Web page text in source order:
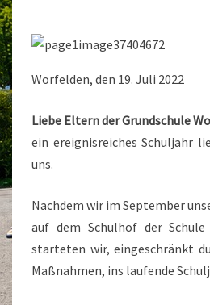
Worfelden, den 19. Juli 2022
Liebe Eltern der Grundschule
ein ereignisreiches Schuljahr
uns.
Nachdem wir im September
auf dem Schulhof der
starteten wir, eingeschränkt
Maßnahmen, ins laufende